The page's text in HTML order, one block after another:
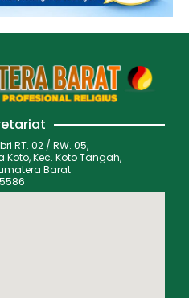
RT. 02 / RW. 05,
Koto, Kec. Koto Tangah,
Barat